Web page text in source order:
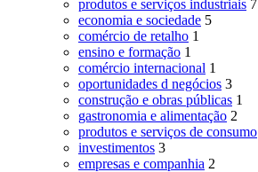
produtos e serviços industriais 7
economia e sociedade 5
comércio de retalho 1
ensino e formação 1
comércio internacional 1
oportunidades d negócios 3
construção e obras públicas 1
gastronomia e alimentação 2
produtos e serviços de consumo
investimentos 3
empresas e companhia 2